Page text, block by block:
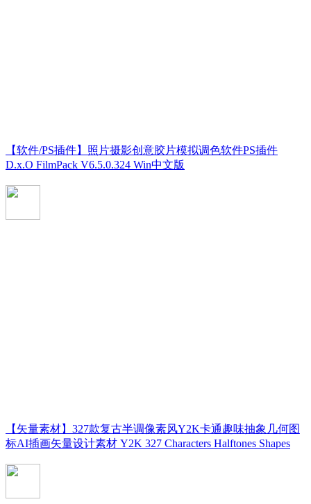
【软件/PS插件】照片摄影创意胶片模拟调色软件PS插件
D.x.O FilmPack V6.5.0.324 Win中文版
【矢量素材】327款复古半调像素风Y2K卡通趣味抽象几何图
标AI插画矢量设计素材 Y2K 327 Characters Halftones Shapes